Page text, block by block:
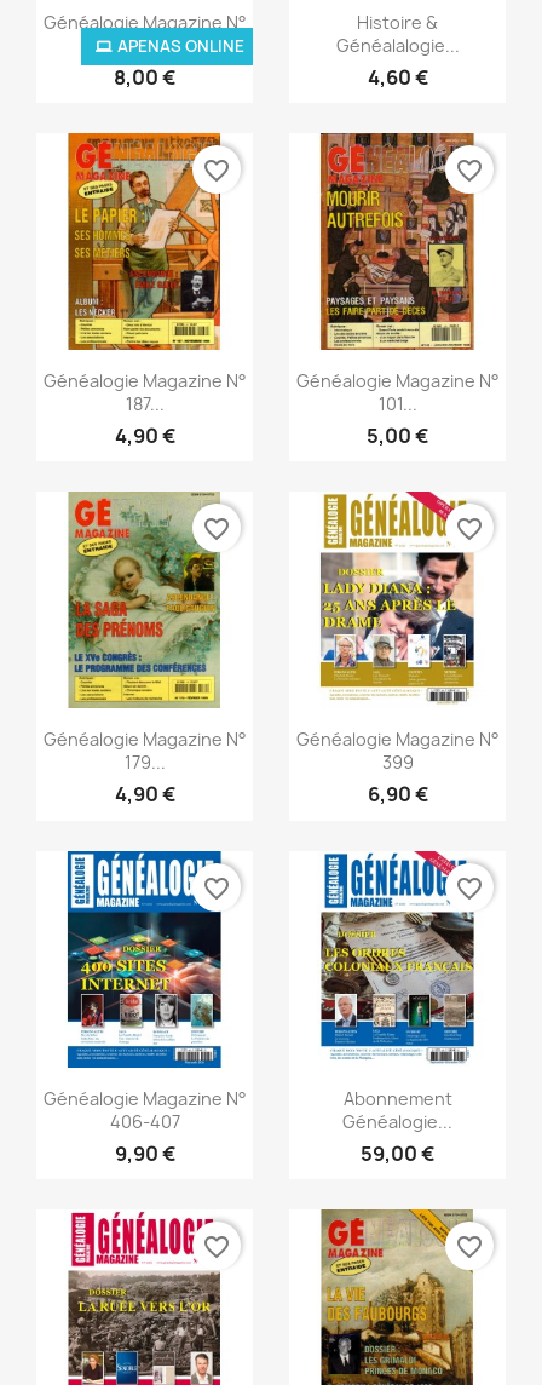
Vista rápida
Généalogie Magazine N°
400...
8,00 €
APENAS ONLINE
Vista rápida
Histoire &
Généalalogie...
4,60 €
Vista rápida
Généalogie Magazine N°
187...
4,90 €
favorite_border
Vista rápida
Généalogie Magazine N°
101...
5,00 €
favorite_border
Vista rápida
Généalogie Magazine N°
179...
4,90 €
favorite_border
Vista rápida
Généalogie Magazine N°
399
6,90 €
favorite_border
Vista rápida
Généalogie Magazine N°
406-407
9,90 €
favorite_border
Vista rápida
Abonnement
Généalogie...
59,00 €
favorite_border
favorite_border favorite_border